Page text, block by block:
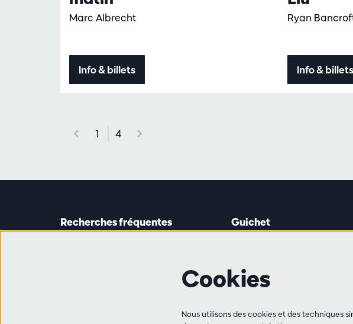
Marc Albrecht
Info & billets
Ryan
Info & billets
1 4
Recherches fréquentes
Travailler à l'Antwerp Symphony
Guichet
de 14h00 à 16h45
Cookies
Nous utilisons des cookies et des techniques